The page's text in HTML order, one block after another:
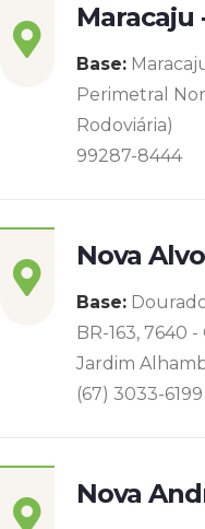
Maracaju
Base:
Perimetral
Rodoviária)
99287-8444
Nova
Base:
BR-163, 7640 -
Jardim
(67) 3033-
Nova